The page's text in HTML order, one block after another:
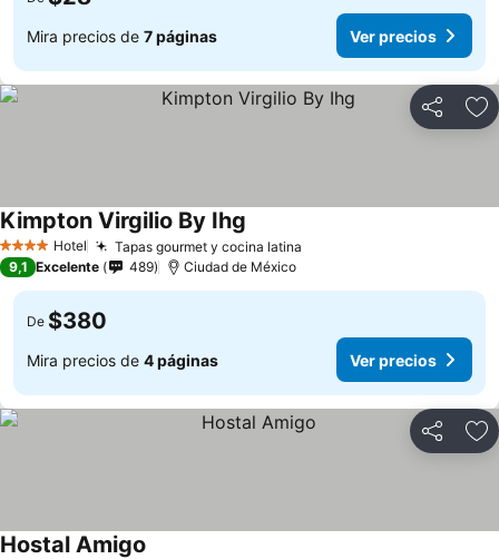
Mira precios de 7 páginas Ver precios
Compartir
4 EstrellasHotel Tapas gourmet y cocina latina
Kimpton Virgilio By Ihg
9,1 Excelente 489 Ciudad de México
De $380
Mira precios de 4 páginas Ver precios
Compartir
Hostal Amigo